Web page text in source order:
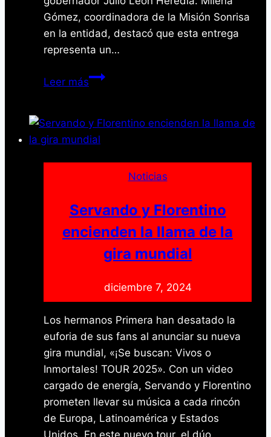
Gómez, coordinadora de la Misión Sonrisa
en la entidad, destacó que esta entrega
representa un…
Leer másMisión
112
prótesis
las
2.600
en
Yaracuy
Noticias
Servando y Florentino
encienden la llama de la
gira mundial
diciembre 7, 2024
Los hermanos Primera han desatado la
euforia de sus fans al anunciar su nueva
gira mundial, «¡Se buscan: Vivos o
Inmortales! TOUR 2025». Con un video
cargado de energía, Servando y Florentino
prometen llevar su música a cada rincón
de Europa, Latinoamérica y Estados
Unidos. En este nuevo tour, el dúo